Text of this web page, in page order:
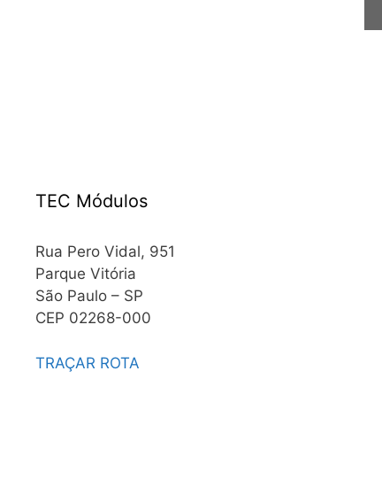
TEC Módulos
Rua Pero Vidal, 951
Parque Vitória
São Paulo – SP
CEP 02268-000
TRAÇAR ROTA